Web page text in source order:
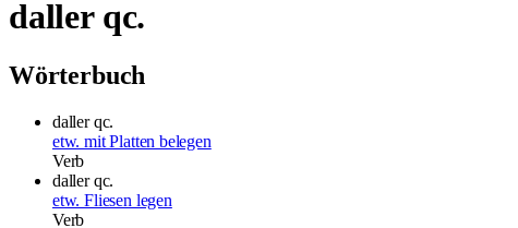
daller qc.
Wörterbuch
daller qc.
etw. mit Platten belegen
Verb
daller qc.
etw. Fliesen legen
Verb